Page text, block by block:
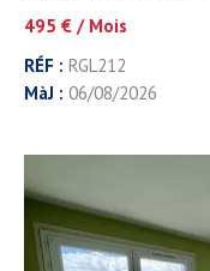
495 € / Mois
RÉF : RGL212
MàJ : 06/08/2026